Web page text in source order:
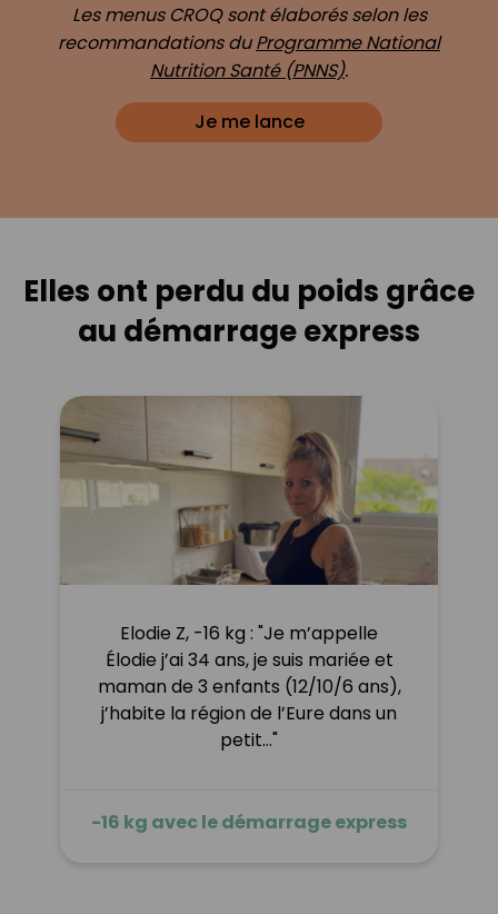
Les menus CROQ sont élaborés selon les
recommandations duProgramme National
Nutrition Santé (PNNS).
Je me lance
Elles ont perdu du poids grâce
au démarrage express
Elodie Z, -16 kg : "Je m’appelle
Élodie j’ai 34 ans, je suis mariée et
maman de 3 enfants (12/10/6 ans),
j’habite la région de l’Eure dans un
petit…"
-16 kg avec le démarrage express